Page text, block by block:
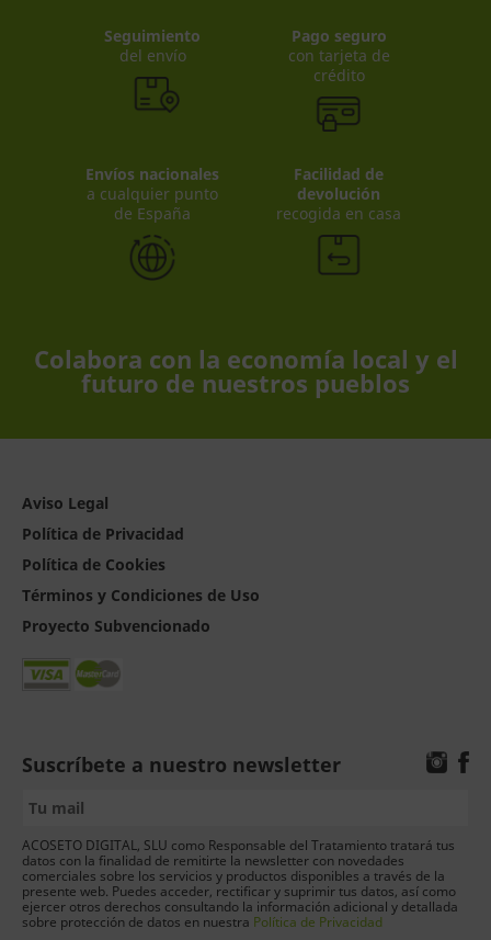
Seguimiento
del envío
Pago seguro
con tarjeta de
crédito
Envíos nacionales
a cualquier punto
de España
Facilidad de
devolución
recogida en casa
Colabora con la economía local y el
futuro de nuestros pueblos
Aviso Legal
Política de Privacidad
Política de Cookies
Términos y Condiciones de Uso
Proyecto Subvencionado
Suscríbete a nuestro newsletter
ACOSETO DIGITAL, SLU como Responsable del Tratamiento tratará tus
datos con la finalidad de remitirte la newsletter con novedades
comerciales sobre los servicios y productos disponibles a través de la
presente web. Puedes acceder, rectificar y suprimir tus datos, así como
ejercer otros derechos consultando la información adicional y detallada
sobre protección de datos en nuestra Política de Privacidad